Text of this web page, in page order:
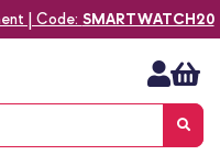
| Code: SMARTWATCH20
smartwatch of laptop